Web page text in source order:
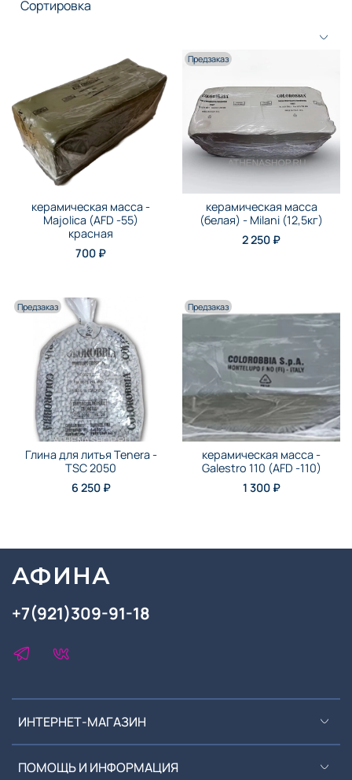
керамическая масса -
Majolica (AFD -55)
красная
700 ₽
Предзаказ
керамическая масса
(белая) - Milani (12,5кг)
2 250 ₽
Предзаказ
Глина для литья Tenera -
TSC 2050
6 250 ₽
Предзаказ
керамическая масса -
Galestro 110 (AFD -110)
1 300 ₽
ИНТЕРНЕТ-МАГАЗИН
ПОМОЩЬ И ИНФОРМАЦИЯ
+7(921)309-91-18
АФИНА